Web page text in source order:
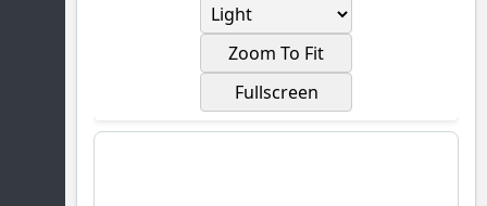
Zoom To Fit
Fullscreen